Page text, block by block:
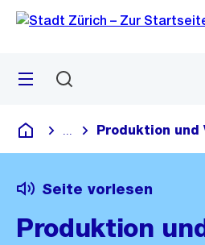
Navigation
Sprunglink
Menü
Deutsch
Blende alle Breadcrumbs ein
Produktion
Seite vorlesen
Produktion